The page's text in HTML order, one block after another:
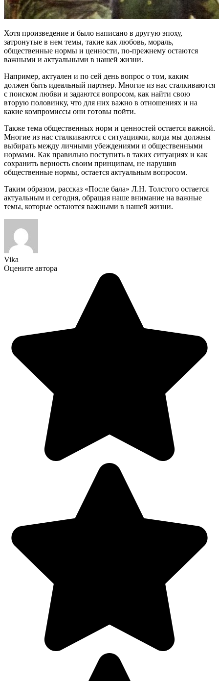
Хотя произведение и было написано в другую эпоху,
затронутые в нем темы, такие как любовь, мораль,
общественные нормы и ценности, по-прежнему остаются
важными и актуальными в нашей жизни.
Например, актуален и по сей день вопрос о том, каким
должен быть идеальный партнер. Многие из нас сталкиваются
с поиском любви и задаются вопросом, как найти свою
вторую половинку, что для них важно в отношениях и на
какие компромиссы они готовы пойти.
Также тема общественных норм и ценностей остается важной.
Многие из нас сталкиваются с ситуациями, когда мы должны
выбирать между личными убеждениями и общественными
нормами. Как правильно поступить в таких ситуациях и как
сохранить верность своим принципам, не нарушив
общественные нормы, остается актуальным вопросом.
Таким образом, рассказ «После бала» Л.Н. Толстого остается
актуальным и сегодня, обращая наше внимание на важные
темы, которые остаются важными в нашей жизни.
Vika
Оцените автора